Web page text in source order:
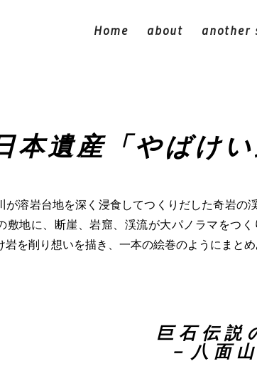
Home about another
本遺産「やばけ
が溶岩台地を深く浸食してつくりだした奇岩
敷地に、断崖、岩窟、渓流が大パノラマをつ
岩を削り想いを描き、一本の絵巻のようにまと
巨石伝説
－八面